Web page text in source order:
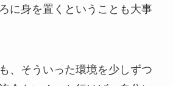
に身を置くということも大事
、そういった環境を少しずつ